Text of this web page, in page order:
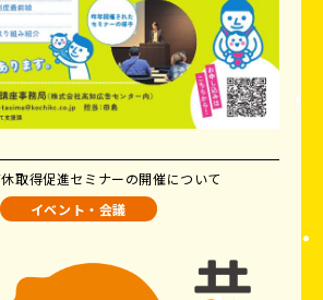
取得促進セミナーの開催について
イベント・会議